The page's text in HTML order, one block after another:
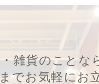
雑貨のことな
でお気軽にお